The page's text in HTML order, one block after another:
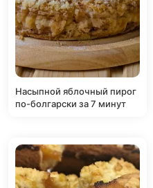
Насыпной яблочный пирог
по-болгарски за 7 минут